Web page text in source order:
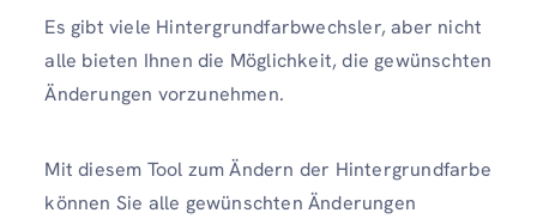
Es gibt viele Hintergrundfarbwechsler, aber nicht
alle bieten Ihnen die Möglichkeit, die gewünschten
Änderungen vorzunehmen.
Mit diesem Tool zum Ändern der Hintergrundfarbe
können Sie alle gewünschten Änderungen